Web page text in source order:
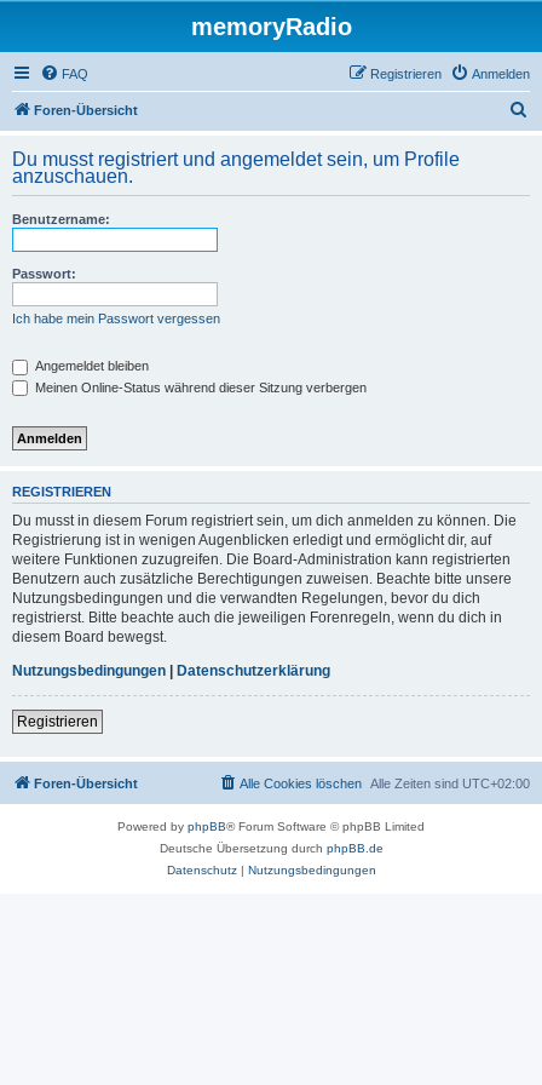
memoryRadio
FAQ Anmelden
Registrieren
Foren-Übersicht
h
Du musst registriert und angemeldet sein, um Profile
anzuschauen.
Benutzername:
Passwort:
Ich habe mein Passwort vergessen
Angemeldet bleiben
Meinen Online-Status während dieser Sitzung verbergen
REGISTRIEREN
Du musst in diesem Forum registriert sein, um dich anmelden zu können. Die
Registrierung ist in wenigen Augenblicken erledigt und ermöglicht dir, auf
weitere Funktionen zuzugreifen. Die Board-Administration kann registrierten
Benutzern auch zusätzliche Berechtigungen zuweisen. Beachte bitte unsere
Nutzungsbedingungen und die verwandten Regelungen, bevor du dich
registrierst. Bitte beachte auch die jeweiligen Forenregeln, wenn du dich in
diesem Board bewegst.
Nutzungsbedingungen | Datenschutzerklärung
Registrieren
Foren-Übersicht Alle Zeiten sind UTC+02:00
Alle Cookies löschen
Powered by phpBB® Forum Software © phpBB Limited
Deutsche Übersetzung durch phpBB.de
Datenschutz| Nutzungsbedingungen